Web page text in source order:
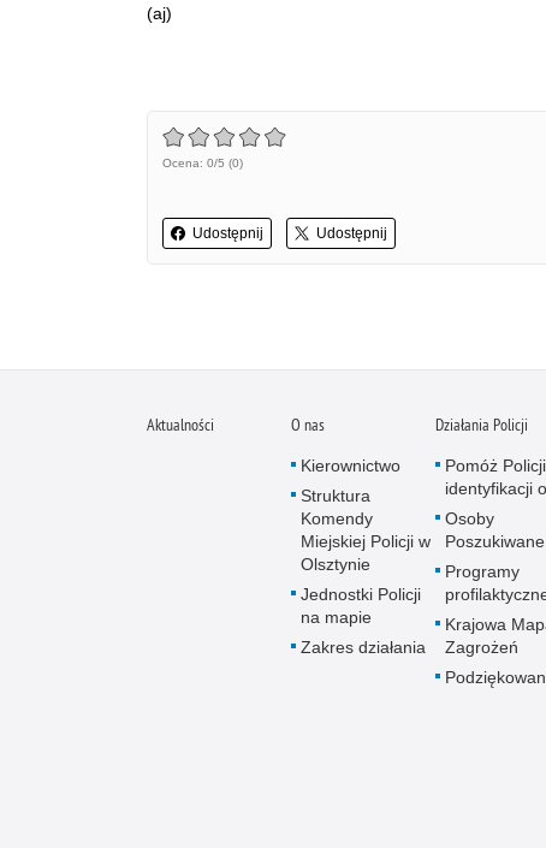
(aj)
Ocena: 0/5 (0)
Udostępnij Udostępnij
Aktualności O nas
Kierownictwo
Struktura
Komendy
Miejskiej Policji w
Olsztynie
Jednostki Policji
na mapie
Zakres działania
Działania Policji
Pomóż
identyfikacji
Osoby
Poszukiwane
Programy
Krajowa
Zagrożeń